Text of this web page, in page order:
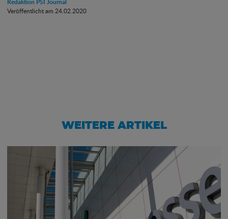
Veröffentlicht am 24.02.2020
WEITERE ARTIKEL